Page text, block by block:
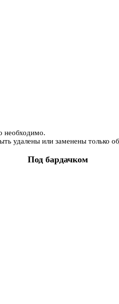
необходимо.
удалены или заменены только
Под бардачком